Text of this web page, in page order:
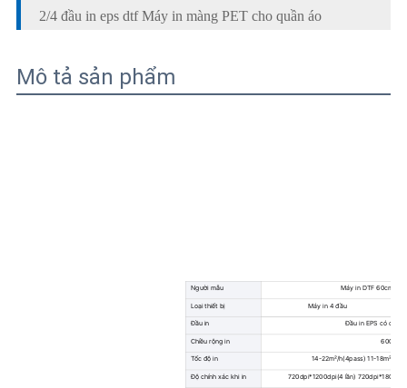
2/4 đầu in eps dtf Máy in màng PET cho quần áo
Mô tả sản phẩm
Người mẫu Máy in DTF 60cm
Loại thiết bị Máy in 4 đầu
Đầu in Đầu in EPS có độ
Chiều rộng in 600mm
Tốc độ in 14-22m²/h(4pass) 11-18m²/
Độ chính xác khi in 720dpi*1200dpi(4 lần)